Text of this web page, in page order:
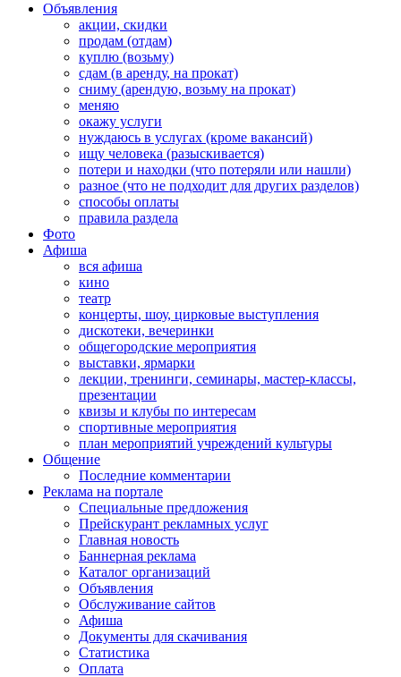
Объявления
акции, скидки
продам (отдам)
куплю (возьму)
сдам (в аренду, на прокат)
сниму (арендую, возьму на прокат)
меняю
окажу услуги
нуждаюсь в услугах (кроме вакансий)
ищу человека (разыскивается)
потери и находки (что потеряли или нашли)
разное (что не подходит для других разделов)
способы оплаты
правила раздела
Фото
Афиша
вся афиша
кино
театр
концерты, шоу, цирковые выступления
дискотеки, вечеринки
общегородские мероприятия
выставки, ярмарки
лекции, тренинги, семинары, мастер-классы,
презентации
квизы и клубы по интересам
спортивные мероприятия
план мероприятий учреждений культуры
Общение
Последние комментарии
Реклама на портале
Специальные предложения
Прейскурант рекламных услуг
Главная новость
Баннерная реклама
Каталог организаций
Объявления
Обслуживание сайтов
Афиша
Документы для скачивания
Статистика
Оплата